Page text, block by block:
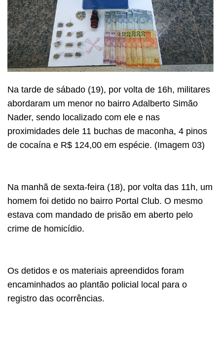
Na tarde de sábado (19), por volta de 16h, militares
abordaram um menor no bairro Adalberto Simão
Nader, sendo localizado com ele e nas
proximidades dele 11 buchas de maconha, 4 pinos
de cocaína e R$ 124,00 em espécie. (Imagem 03)
Na manhã de sexta-feira (18), por volta das 11h, um
homem foi detido no bairro Portal Club. O mesmo
estava com mandado de prisão em aberto pelo
crime de homicídio.
Os detidos e os materiais apreendidos foram
encaminhados ao plantão policial local para o
registro das ocorrências.